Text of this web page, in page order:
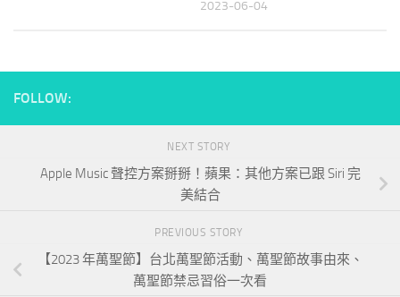
2023-06-04
FOLLOW:
NEXT STORY
Apple Music 聲控方案掰掰！蘋果：其他方案已跟 Siri 完
美結合
PREVIOUS STORY
【2023 年萬聖節】台北萬聖節活動、萬聖節故事由來、
萬聖節禁忌習俗一次看